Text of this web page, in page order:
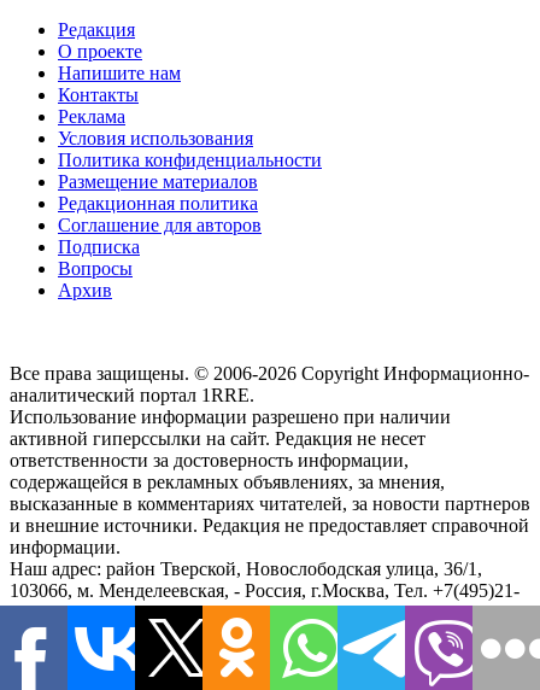
Редакция
О проекте
Напишите нам
Контакты
Реклама
Условия использования
Политика конфиденциальности
Размещение материалов
Редакционная политика
Соглашение для авторов
Подписка
Вопросы
Архив
Все права защищены. © 2006-2026 Copyright Информационно-
аналитический портал 1RRE.
Использование информации разрешено при наличии
активной гиперссылки на сайт. Редакция не несет
ответственности за достоверность информации,
содержащейся в рекламных объявлениях, за мнения,
высказанные в комментариях читателей, за новости партнеров
и внешние источники. Редакция не предоставляет справочной
информации.
Наш адрес: район Тверской, Новослободская улица, 36/1 ,
103066, м. Менделеевская, - Россия, г.Москва, Тел. +7(495)21-
57-58
Чтобы связаться с редакцией или сообщить обо всех
замеченных ошибках, воспользуйтесь формой обратной связи.